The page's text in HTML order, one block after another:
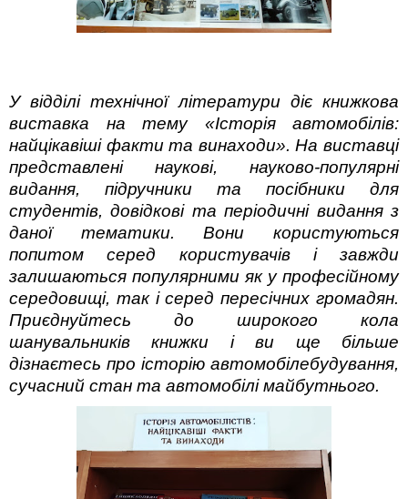
У відділі технічної літератури діє книжкова
виставка на тему «Історія автомобілів:
найцікавіші факти та винаходи». На виставці
представлені наукові, науково-популярні
видання, підручники та посібники для
студентів, довідкові та періодичні видання з
даної тематики. Вони користуються
попитом серед користувачів і завжди
залишаються популярними як у професійному
середовищі, так і серед пересічних громадян.
Приєднуйтесь до широкого кола
шанувальників книжки і ви ще більше
дізнаєтесь про історію автомобілебудування,
сучасний стан та автомобілі майбутнього.